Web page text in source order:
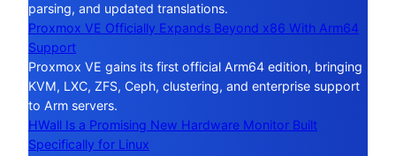
parsing, and updated translations.
Proxmox VE Officially Expands Beyond x86 With Arm64
Support
Proxmox VE gains its first official Arm64 edition, bringing
KVM, LXC, ZFS, Ceph, clustering, and enterprise support
to Arm servers.
HWall Is a Promising New Hardware Monitor Built
Specifically for Linux